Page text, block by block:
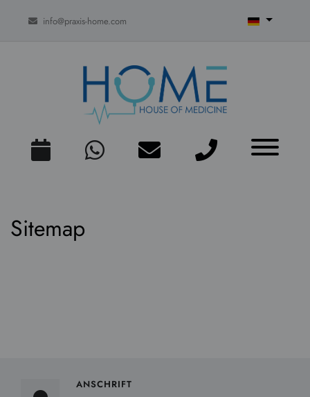
info@praxis-home.com
Sitemap
ANSCHRIFT